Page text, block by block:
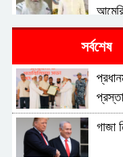
আজ
সর্বশেষ
গাজা